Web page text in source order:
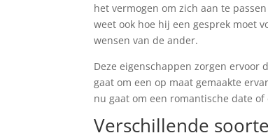
het vermogen om zich aan te
weet ook hoe hij een gesprek moet
wensen van de ander.
Deze eigenschappen zorgen ervoor
gaat om een op maat gemaakte
nu gaat om een romantische date
Verschillende